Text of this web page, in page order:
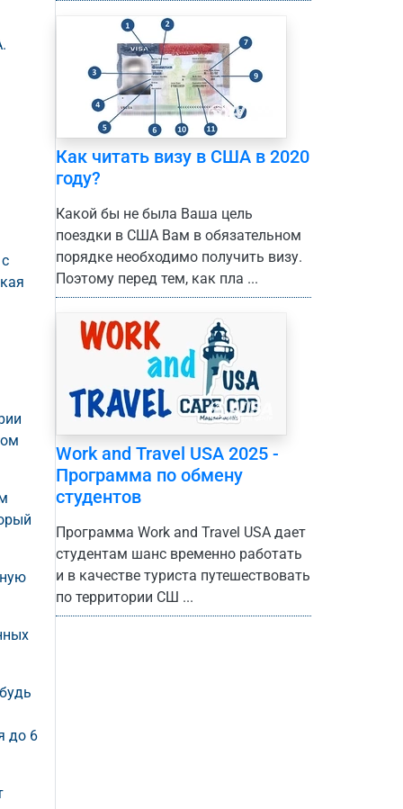
до 6
Как читать визу в США в 2020
году?
Какой бы не была Ваша цель
поездки в США Вам в обязательном
порядке необходимо получить визу.
Поэтому перед тем, как пла ...
Work and Travel USA 2025 -
Программа по обмену
студентов
Программа Work and Travel USA дает
студентам шанс временно работать
и в качестве туриста путешествовать
по территории СШ ...